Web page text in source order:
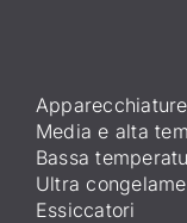
Media e alta
Bassa
Ultra
Essiccatori